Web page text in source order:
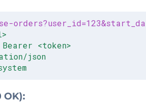
Bearer <token>
json
OK):